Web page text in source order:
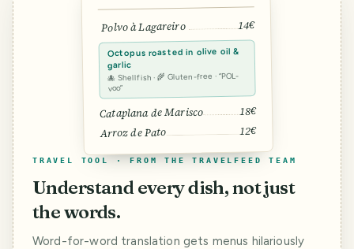
Polvo à Lagareiro 14€
Octopus roasted in olive oil &
garlic
🐙 Shellfish · 🌾 Gluten-free · “POL-
voo”
Cataplana de Marisco 18€
Arroz de Pato 12€
TRAVEL TOOL · FROM THE TRAVELFEED TEAM
Understand every dish, not just
the words.
Word-for-word translation gets menus hilariously